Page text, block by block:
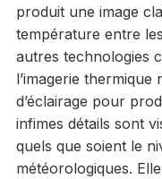
produit une image
température entre
autres technologies
l’imagerie
d’éclairage pour
infimes détails sont
quels que soient le
météorologiques.